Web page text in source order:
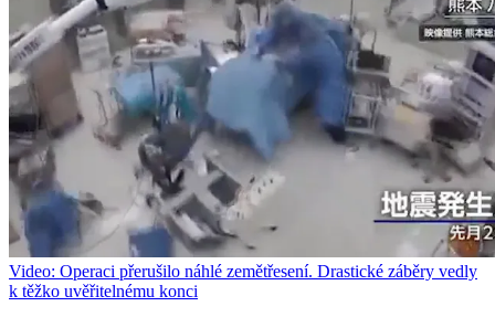
Video: Operaci přerušilo náhlé zemětřesení. Drastické záběry vedly
k těžko uvěřitelnému konci